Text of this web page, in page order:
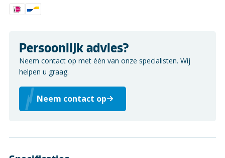
Persoonlijk advies?
Neem contact op met één van onze specialisten. Wij
helpen u graag.
Neem contact op